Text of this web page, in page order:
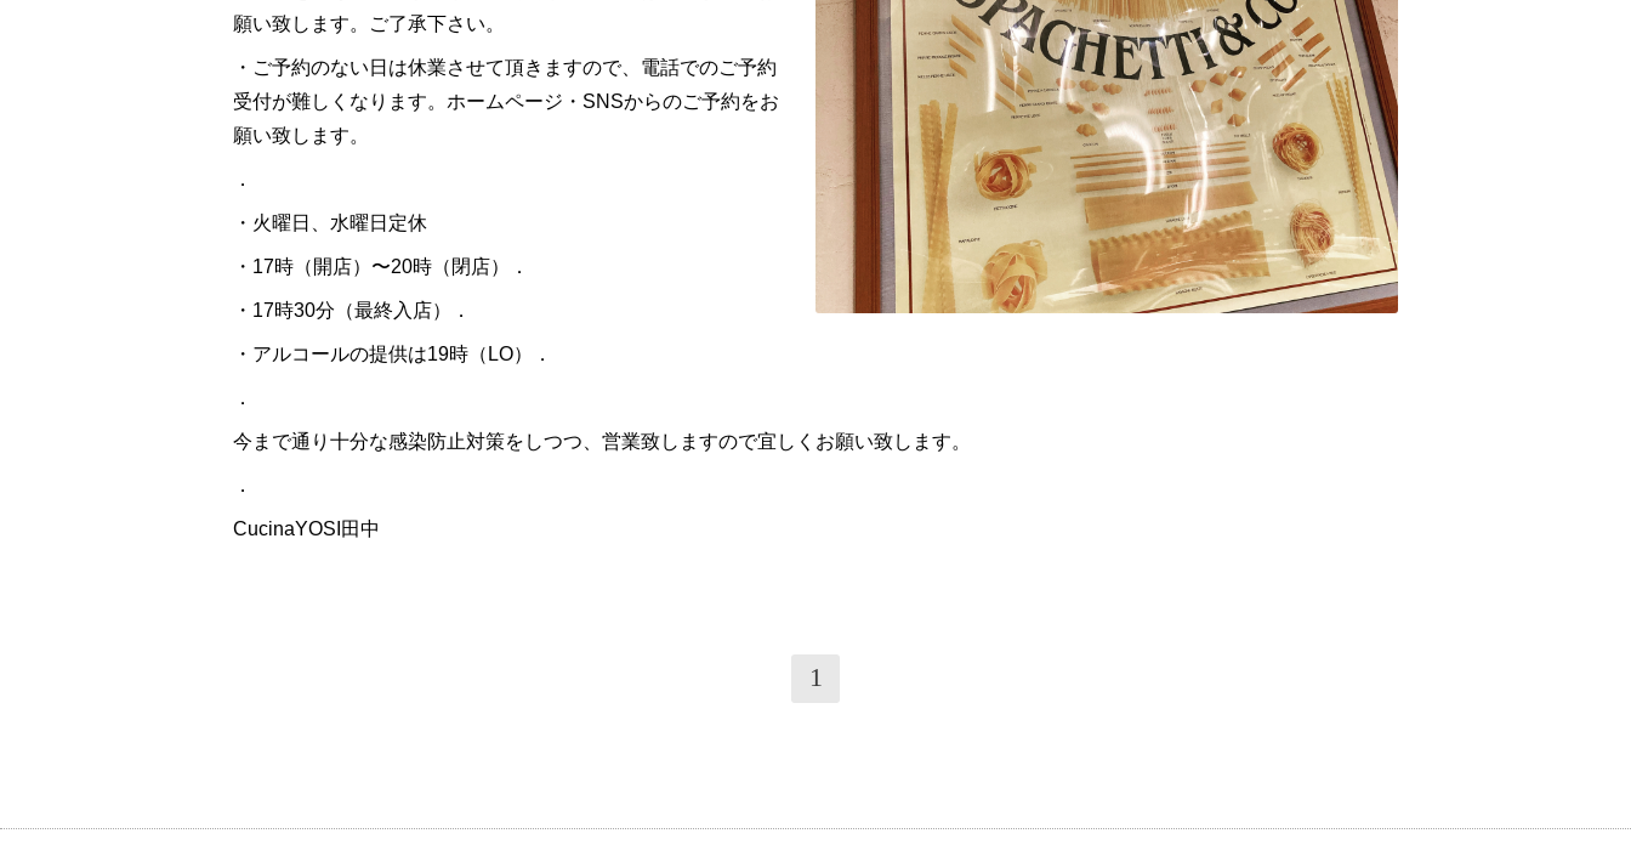
願い致します。ご了承下さい。
・ご予約のない日は休業させて頂きますので、電話でのご予約
受付が難しくなります。ホームページ・ SNSからのご予約をお
願い致します。
．
・火曜日、水曜日定休
・ 17時（開店）〜20時（閉店）．
・ 17時30分（最終入店）．
・アルコールの提供は19時（ LO）．
．
今まで通り十分な感染防止対策をしつつ、営業致しますので宜しくお願い致します。
．
CucinaYOSI 田中
1